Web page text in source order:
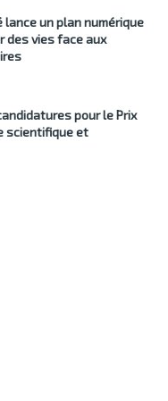
lance un plan numérique
des vies face aux
pour le Prix
scientifique et